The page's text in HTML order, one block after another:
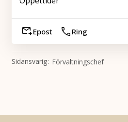
Epost Ring
Förvaltningschef
Sidansvarig